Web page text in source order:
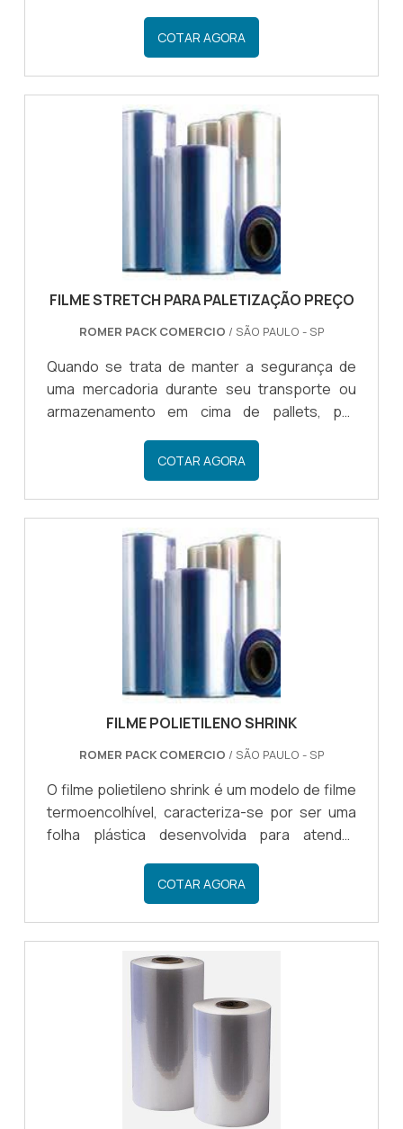
alimentícia e de bebidas. Quando se trata do
transporte e armazenamento de mercadoria,
todo o cuidado é pouco. Investir em
embalagens que proporcionem proteção e
imobilização dos produtos é essencial para
manter a integridade dos mesmos.Vantagens
do plástico stretchEntre os benefícios da
COTAR AGORA
FILME STRETCH PARA PALETIZAÇÃO PREÇO
ROMER PACK COMERCIO / SÃO PAULO - SP
Quando se trata de manter a segurança de
uma mercadoria durante seu transporte ou
armazenamento em cima de pallets, por
embalagem que imobilize o produto para que
este não se desloque durante o trajeto de
distribuição, ou dentro da própria empresa
quando for locomovido de um local para o
outro.O filme stretch para paletização preço
acessível é o material ideal para atender esse
tipo de demanda em segmentos e processos
COTAR AGORA
FILME POLIETILENO SHRINK
ROMER PACK COMERCIO / SÃO PAULO - SP
O filme polietileno shrink é um modelo de filme
termoencolhível, caracteriza-se por ser uma
folha plástica desenvolvida para atender
mercadorias diversas.mais informações sobre
o filme shrinkMesmo contraído na presença de
altas ondas de calor, o filme não derrete, por
isso, não gruda ao produto empacotado.Ideal
para embalar com precisão e segurança
características específicas, como: Retrai
quando entra em contato com te.
COTAR AGORA